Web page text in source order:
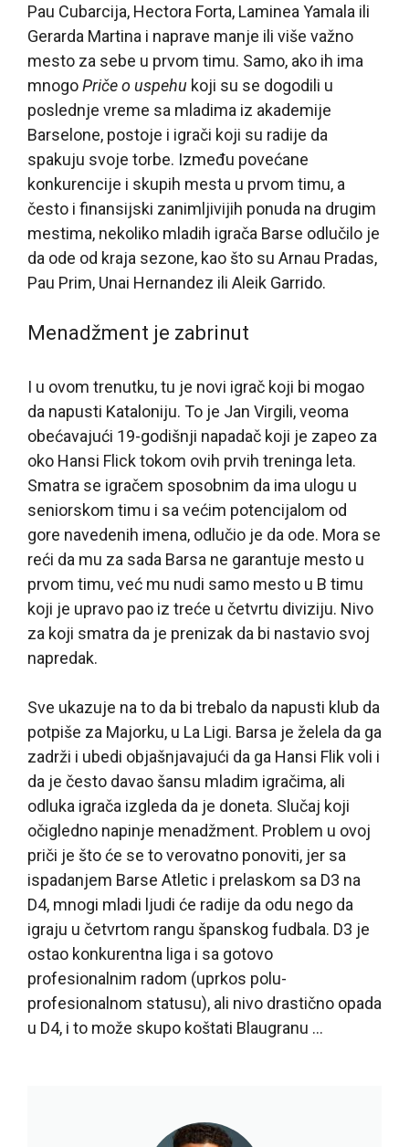
Pau Cubarcija, Hectora Forta, Laminea Yamala ili
Gerarda Martina i naprave manje ili više važno
mesto za sebe u prvom timu. Samo, ako ih ima
mnogoPriče o uspehu koji su se dogodili u
poslednje vreme sa mladima iz akademije
Barselone, postoje i igrači koji su radije da
spakuju svoje torbe. Između povećane
konkurencije i skupih mesta u prvom timu, a
često i finansijski zanimljivijih ponuda na drugim
mestima, nekoliko mladih igrača Barse odlučilo je
da ode od kraja sezone, kao što su Arnau Pradas,
Pau Prim, Unai Hernandez ili Aleik Garrido.
Menadžment je zabrinut
I u ovom trenutku, tu je novi igrač koji bi mogao
da napusti Kataloniju. To je Jan Virgili, veoma
obećavajući 19-godišnji napadač koji je zapeo za
oko Hansi Flick tokom ovih prvih treninga leta.
Smatra se igračem sposobnim da ima ulogu u
seniorskom timu i sa većim potencijalom od
gore navedenih imena, odlučio je da ode. Mora se
reći da mu za sada Barsa ne garantuje mesto u
prvom timu, već mu nudi samo mesto u B timu
koji je upravo pao iz treće u četvrtu diviziju. Nivo
za koji smatra da je prenizak da bi nastavio svoj
napredak.
Sve ukazuje na to da bi trebalo da napusti klub da
potpiše za Majorku, u La Ligi. Barsa je želela da ga
zadrži i ubedi objašnjavajući da ga Hansi Flik voli i
da je često davao šansu mladim igračima, ali
odluka igrača izgleda da je doneta. Slučaj koji
očigledno napinje menadžment. Problem u ovoj
priči je što će se to verovatno ponoviti, jer sa
ispadanjem Barse Atletic i prelaskom sa D3 na
D4, mnogi mladi ljudi će radije da odu nego da
igraju u četvrtom rangu španskog fudbala. D3 je
ostao konkurentna liga i sa gotovo
profesionalnim radom (uprkos polu-
profesionalnom statusu), ali nivo drastično opada
u D4, i to može skupo koštati Blaugranu …